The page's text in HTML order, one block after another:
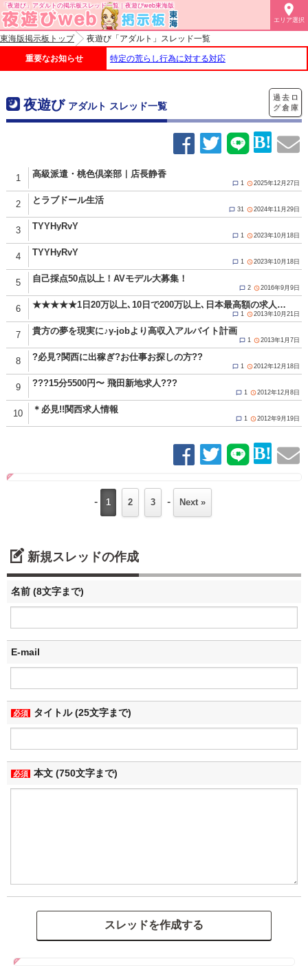
「夜遊び」アダルトの掲示板スレッド一覧｜夜遊びweb東海版 
エリア選択
東海版掲示板トップ 夜遊び「アダルト」スレッド一覧
重要なお知らせ 特定の荒らし行為に対する対応
夜遊び アダルト スレッド一覧
過去ロ
グ倉庫
1 高級派遣・桃色倶楽部｜店長静香
 1 2025年12月27日
2 とラブドール生活
 31 2024年11月29日
3 TYYHyRvY
 1 2023年10月18日
4 TYYHyRvY
 1 2023年10月18日
5 自己採点50点以上！AVモデル大募集！
 2 2016年9月9日
6 ★★★★★1日20万以上､10日で200万以上､日本最高額の求人★★★★★
 1 2013年10月21日
7 貴方の夢を現実に♪y-jobより高収入アルバイト計画
 1 2013年1月7日
8 ?必見?関西に出稼ぎ?お仕事お探しの方??
 1 2012年12月18日
9 ???15分5500円〜 飛田新地求人???
 1 2012年12月8日
10 ＊必見!!関西求人情報
 1 2012年9月19日
- 1 2 3 - Next »
新規スレッドの作成
名前 (8文字まで)
E-mail
必須 タイトル (25文字まで)
必須 本文 (750文字まで)